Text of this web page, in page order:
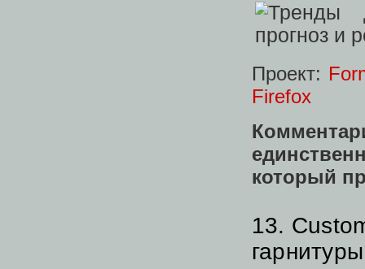
Проект:
Firefox
который
13.